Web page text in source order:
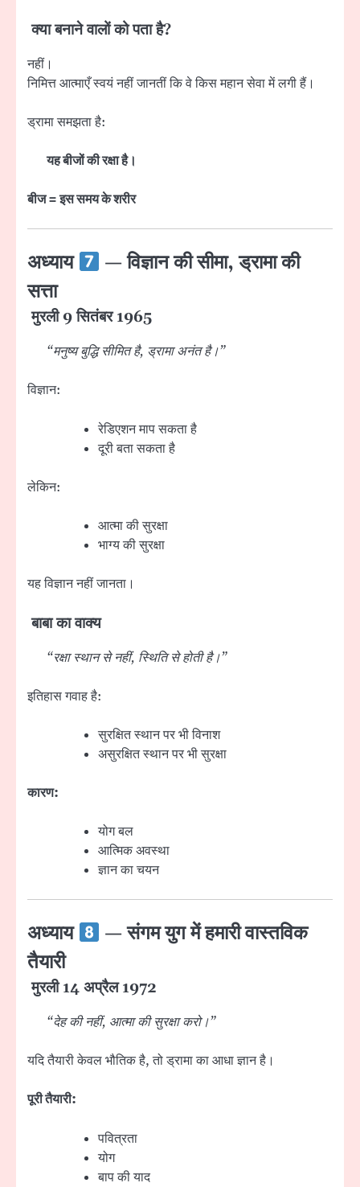
क्या बनाने वालों को पता है?
नहीं।
निमित्त आत्माएँ स्वयं नहीं जानतीं कि वे किस महान सेवा में लगी हैं।
ड्रामा समझता है:
यह बीजों की रक्षा है।
बीज = इस समय के शरीर
अध्याय
— विज्ञान की सीमा, ड्रामा की
सत्ता
मुरली 9 सितंबर 1965
“मनुष्य बुद्धि सीमित है, ड्रामा अनंत है।”
विज्ञान:
रेडिएशन माप सकता है
दूरी बता सकता है
लेकिन:
आत्मा की सुरक्षा
भाग्य की सुरक्षा
यह विज्ञान नहीं जानता।
बाबा का वाक्य
“रक्षा स्थान से नहीं, स्थिति से होती है।”
इतिहास गवाह है:
सुरक्षित स्थान पर भी विनाश
असुरक्षित स्थान पर भी सुरक्षा
कारण:
योग बल
आत्मिक अवस्था
ज्ञान का चयन
अध्याय
— संगम युग में हमारी वास्तविक
तैयारी
मुरली 14 अप्रैल 1972
“देह की नहीं, आत्मा की सुरक्षा करो।”
यदि तैयारी केवल भौतिक है, तो ड्रामा का आधा ज्ञान है।
पूरी तैयारी:
पवित्रता
योग
बाप की याद